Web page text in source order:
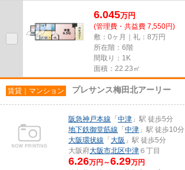
6.045万円
(管理費・共益費 7,550円)
敷：0ヶ月｜礼：8万円
所在階：6階
間取り：1K
面積：22.23㎡
賃貸｜マンション プレサンス梅田北アーリー
阪急神戸本線 「 中津 」駅 徒歩5分
地下鉄御堂筋線 「 中津 」駅 徒歩10分
大阪環状線 「 大阪 」駅 徒歩5分
大阪府大阪市北区中津 ６丁目
6.26万円～6.29万円